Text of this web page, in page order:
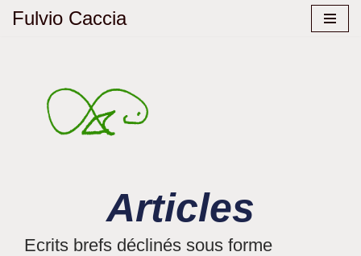
Fulvio Caccia
Articles
Ecrits brefs déclinés sous forme